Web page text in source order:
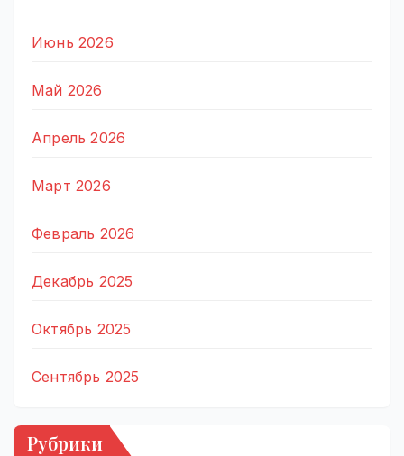
Июнь 2026
Май 2026
Апрель 2026
Март 2026
Февраль 2026
Декабрь 2025
Октябрь 2025
Сентябрь 2025
Рубрики